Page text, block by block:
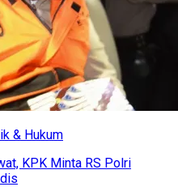
& Hukum
KPK Minta RS Polri